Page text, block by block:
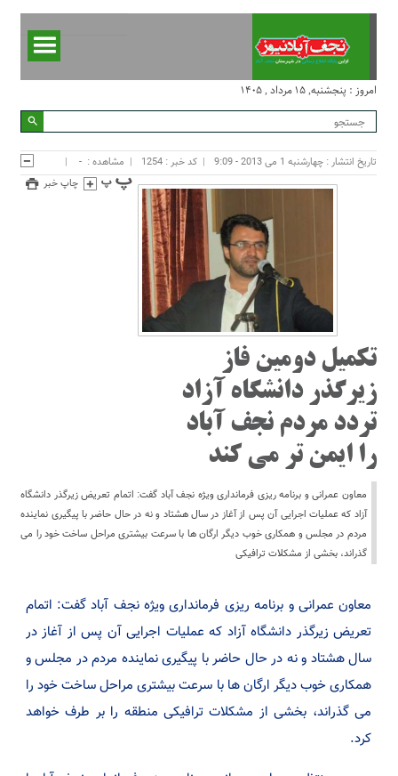
امروز : پنجشنبه, ۱۵ مرداد , ۱۴۰۵
تاریخ انتشار : چهارشنبه 1 می 2013 - 9:09 کد خبر : 1254 مشاهده : -
چاپ خبر
تکمیل دومین فاز
زیرگذر دانشگاه آزاد
تردد مردم نجف آباد
را ايمن تر مي كند
معاون عمرانی و برنامه ریزی فرمانداری ویژه نجف آباد گفت: اتمام تعریض زیرگذر دانشگاه
آزاد که عملیات اجرایی آن پس از آغاز در سال هشتاد و نه در حال حاضر با پیگیری نماینده
مردم در مجلس و همکاری خوب دیگر ارگان ها با سرعت بیشتری مراحل ساخت خود را می
گذراند، بخشی از مشکلات ترافیکی
معاون عمرانی و برنامه ریزی فرمانداری ویژه نجف آباد گفت: اتمام
تعریض زیرگذر دانشگاه آزاد که عملیات اجرایی آن پس از آغاز در
سال هشتاد و نه در حال حاضر با پیگیری نماینده مردم در مجلس و
همکاری خوب دیگر ارگان ها با سرعت بیشتری مراحل ساخت خود را
می گذراند، بخشی از مشکلات ترافیکی منطقه را بر طرف خواهد
کرد.